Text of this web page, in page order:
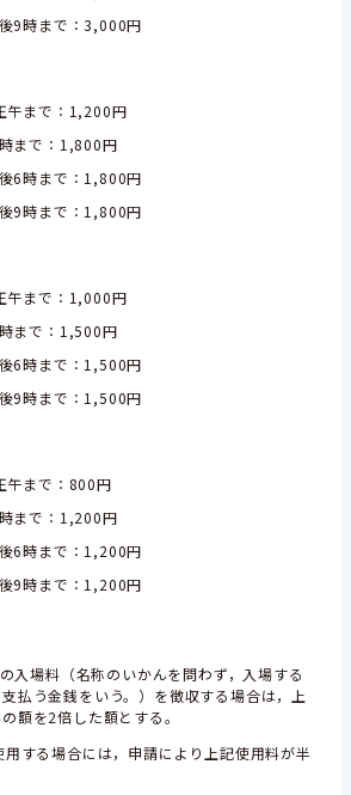
9時まで：3,000円
午まで：1,200円
まで：1,800円
6時まで：1,800円
9時まで：1,800円
午まで：1,000円
まで：1,500円
6時まで：1,500円
9時まで：1,500円
午まで：800円
まで：1,200円
6時まで：1,200円
9時まで：1,200円
入場料（名称のいかんを問わず，入場する
払う金銭をいう。）を徴収する場合は，上
額を2倍した額とする。
する場合には，申請により上記使用料が半